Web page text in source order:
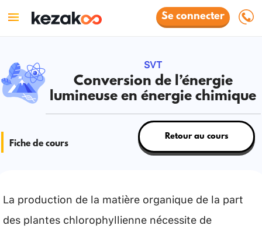
Se connecter
SVT
Conversion de l’énergie
lumineuse en énergie chimique
Fiche de cours
Retour au cours
La production de la matière organique de la part
des plantes chlorophyllienne nécessite de